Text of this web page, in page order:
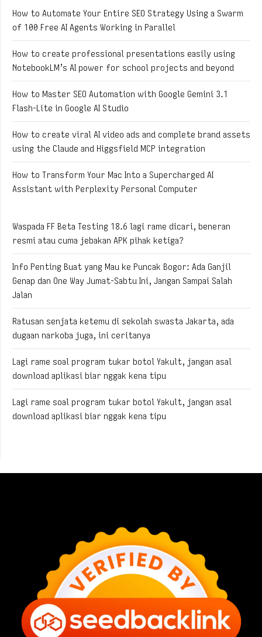
How to Automate Your Entire SEO Strategy Using a Swarm
of 100 Free AI Agents Working in Parallel
How to create professional presentations easily using
NotebookLM’s AI power for school projects and beyond
How to Master SEO Automation with Google Gemini 3.1
Flash-Lite in Google AI Studio
How to create viral AI video ads and complete brand assets
using the Claude and Higgsfield MCP integration
How to Transform Your Mac Into a Supercharged AI
Assistant with Perplexity Personal Computer
Waspada FF Beta Testing 18.6 lagi rame dicari, beneran
resmi atau cuma jebakan APK pihak ketiga?
Info Penting Buat yang Mau ke Puncak Bogor: Ada Ganjil
Genap dan One Way Jumat-Sabtu Ini, Jangan Sampai Salah
Jalan
Ratusan senjata ketemu di sekolah swasta Jakarta, ada
dugaan narkoba juga, ini ceritanya
Lagi rame soal program tukar botol Yakult, jangan asal
download aplikasi biar nggak kena tipu
Lagi rame soal program tukar botol Yakult, jangan asal
download aplikasi biar nggak kena tipu